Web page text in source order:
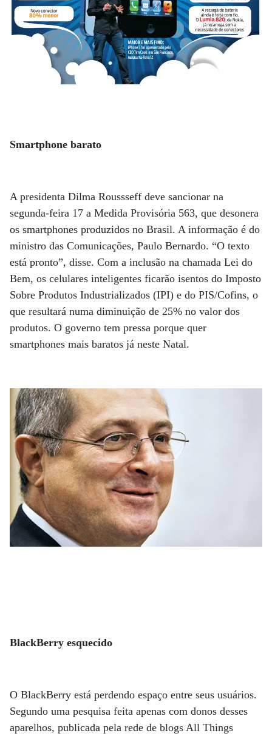
Smartphone barato
A presidenta Dilma Roussseff deve sancionar na
segunda-feira 17 a Medida Provisória 563, que desonera
os smartphones produzidos no Brasil. A informação é do
ministro das Comunicações, Paulo Bernardo. “O texto
está pronto”, disse. Com a inclusão na chamada Lei do
Bem, os celulares inteligentes ficarão isentos do Imposto
Sobre Produtos Industrializados (IPI) e do PIS/Cofins, o
que resultará numa diminuição de 25% no valor dos
produtos. O governo tem pressa porque quer
smartphones mais baratos já neste Natal.
BlackBerry esquecido
O BlackBerry está perdendo espaço entre seus usuários.
Segundo uma pesquisa feita apenas com donos desses
aparelhos, publicada pela rede de blogs All Things